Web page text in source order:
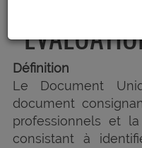
Définition
Le Document
document
professionnels et
consistant à